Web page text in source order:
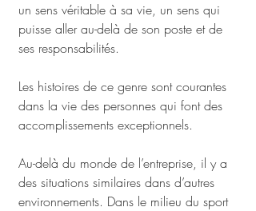
un sens véritable à sa vie, un sens qui
puisse aller au-delà de son poste et de
ses responsabilités.
Les histoires de ce genre sont courantes
dans la vie des personnes qui font des
accomplissements exceptionnels.
Au-delà du monde de l’entreprise, il y a
des situations similaires dans d’autres
environnements. Dans le milieu du sport